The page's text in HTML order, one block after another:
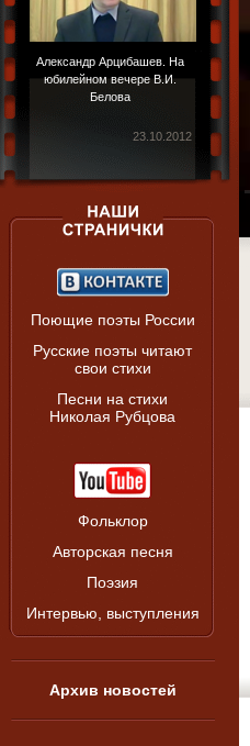
Александр Арцибашев. На
юбилейном вечере В.И.
Белова
23.10.2012
Поющие поэты России
Русские поэты читают
свои стихи
Песни на стихи
Николая Рубцова
Фольклор
Авторская песня
Поэзия
Интервью, выступления
Архив новостей